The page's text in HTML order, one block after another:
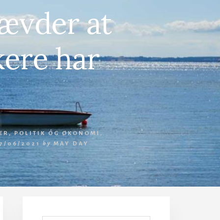
at
har
,POLITIK OG ØKONOMI ,
06/2021
by MAY DAY